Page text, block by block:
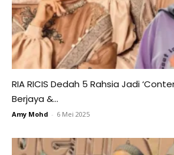
RIA RICIS Dedah 5 Rahsia Jadi
Berjaya &...
Amy Mohd - 6 Mei 2025